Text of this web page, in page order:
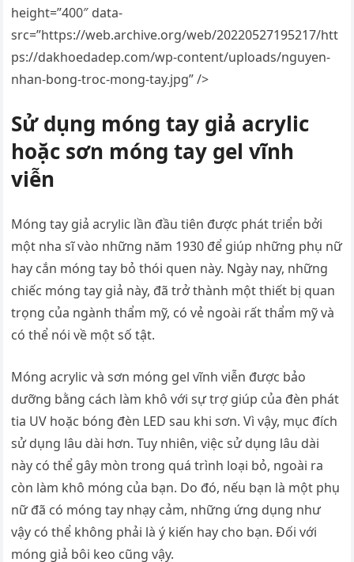
height=”400″ data-
src=”https://web.archive.org/web/20220527195217/htt
ps://dakhoedadep.com/wp-content/uploads/nguyen-
nhan-bong-troc-mong-tay.jpg” />
Sử dụng móng tay giả acrylic
hoặc sơn móng tay gel vĩnh
viễn
Móng tay giả acrylic lần đầu tiên được phát triển bởi
một nha sĩ vào những năm 1930 để giúp những phụ nữ
hay cắn móng tay bỏ thói quen này. Ngày nay, những
chiếc móng tay giả này, đã trở thành một thiết bị quan
trọng của ngành thẩm mỹ, có vẻ ngoài rất thẩm mỹ và
có thể nói về một số tật.
Móng acrylic và sơn móng gel vĩnh viễn được bảo
dưỡng bằng cách làm khô với sự trợ giúp của đèn phát
tia UV hoặc bóng đèn LED sau khi sơn. Vì vậy, mục đích
sử dụng lâu dài hơn. Tuy nhiên, việc sử dụng lâu dài
này có thể gây mòn trong quá trình loại bỏ, ngoài ra
còn làm khô móng của bạn. Do đó, nếu bạn là một phụ
nữ đã có móng tay nhạy cảm, những ứng dụng như
vậy có thể không phải là ý kiến ​​hay cho bạn. Đối với
móng giả bôi keo cũng vậy.